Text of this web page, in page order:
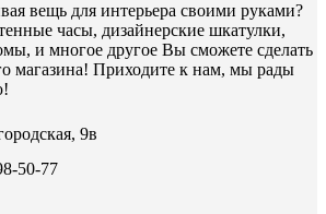
вещь для интерьера своими руками?
часы, дизайнерские шкатулки,
и многое другое Вы сможете сделать
магазина! Приходите к нам, мы рады
9в
50-77